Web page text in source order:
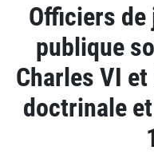
Officiers
publique
Charles VI
doctrinale